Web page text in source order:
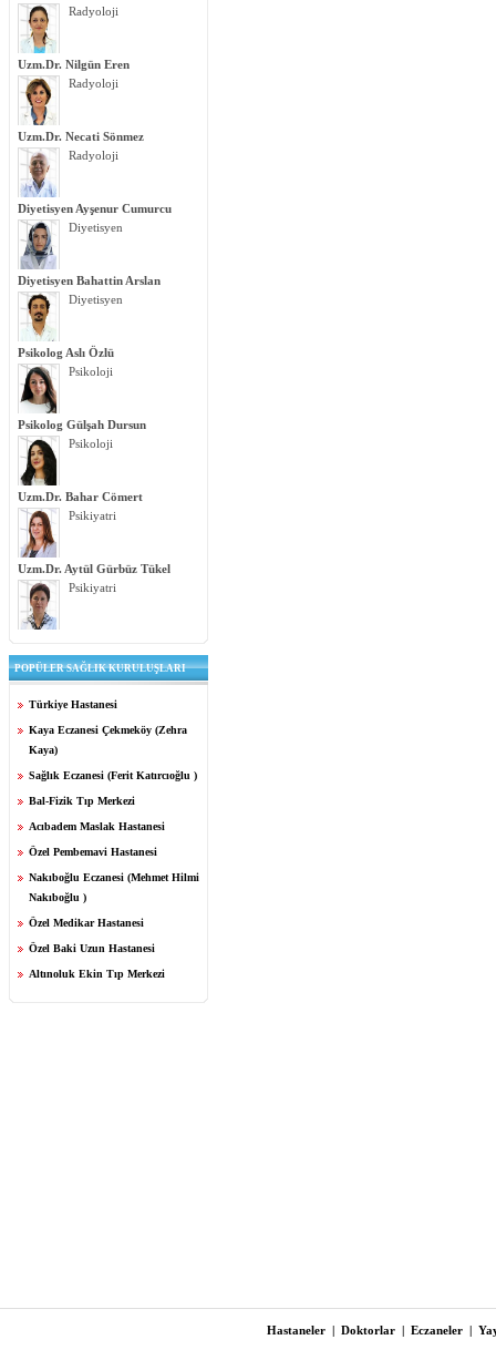
Radyoloji
Uzm.Dr. Nilgün Eren
Radyoloji
Uzm.Dr. Necati Sönmez
Radyoloji
Diyetisyen Ayşenur Cumurcu
Diyetisyen
Diyetisyen Bahattin Arslan
Diyetisyen
Psikolog Aslı Özlü
Psikoloji
Psikolog Gülşah Dursun
Psikoloji
Uzm.Dr. Bahar Cömert
Psikiyatri
Uzm.Dr. Aytül Gürbüz Tükel
Psikiyatri
POPÜLER SAĞLIK KURULUŞLARI
Türkiye Hastanesi
Kaya Eczanesi Çekmeköy (Zehra
Kaya)
Sağlık Eczanesi (Ferit Katırcıoğlu )
Bal-Fizik Tıp Merkezi
Acıbadem Maslak Hastanesi
Özel Pembemavi Hastanesi
Nakıboğlu Eczanesi (Mehmet Hilmi
Nakıboğlu )
Özel Medikar Hastanesi
Özel Baki Uzun Hastanesi
Altınoluk Ekin Tıp Merkezi
Hastaneler | Doktorlar | Eczaneler |